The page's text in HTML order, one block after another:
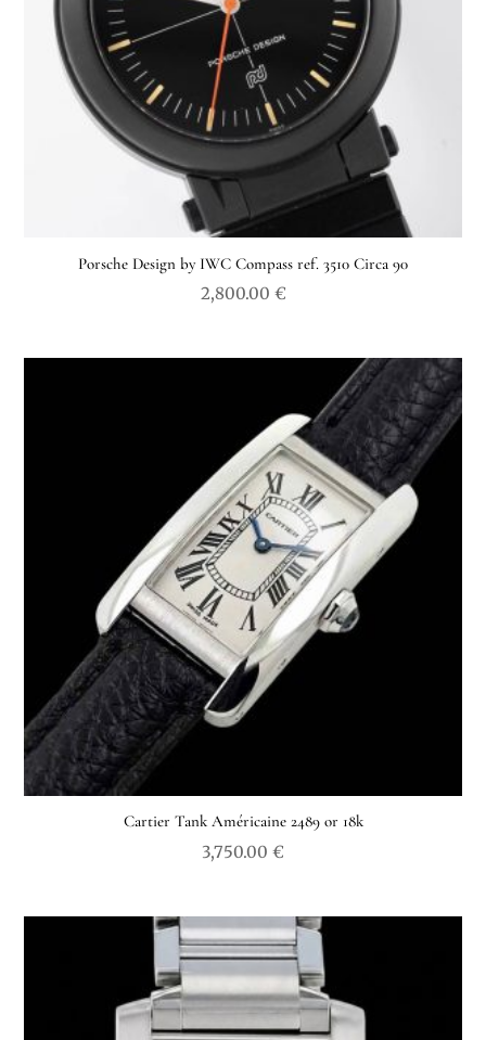
Porsche Design by IWC Compass ref. 3510 Circa 90
2,800.00 €
Cartier Tank Américaine 2489 or 18k
3,750.00 €